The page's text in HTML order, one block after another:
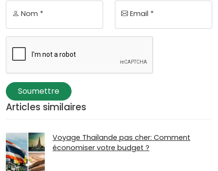
Nom * Email *
Soumettre
Articles similaires
Voyage Thaïlande pas cher: Comment
économiser votre budget ?